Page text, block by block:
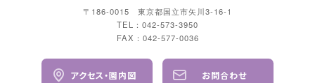
〒186-0015 東京都国立市矢川3-16-1
TEL：042-573-3950
FAX：042-577-0036
アクセス・園内図 お問合わせ